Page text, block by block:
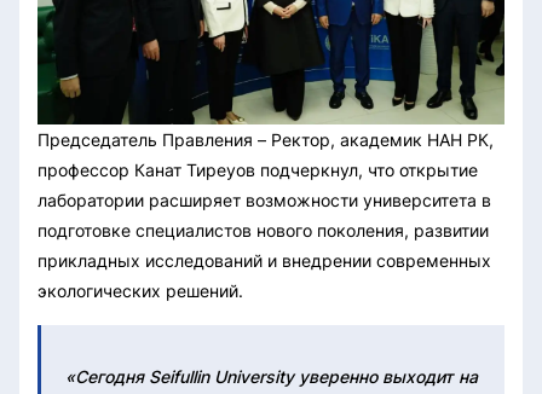
Председатель Правления – Ректор, академик НАН РК,
профессор Канат Тиреуов подчеркнул, что открытие
лаборатории расширяет возможности университета в
подготовке специалистов нового поколения, развитии
прикладных исследований и внедрении современных
экологических решений.
«Сегодня Seifullin University уверенно выходит на